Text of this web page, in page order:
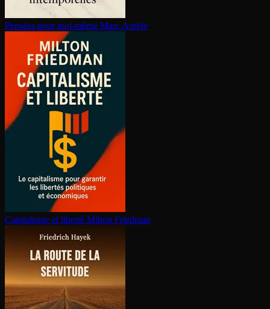
Pensées pour moi-même Marc Aurèle
Capitalisme et liberté Milton Friedman